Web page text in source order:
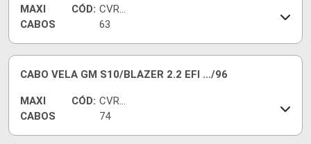
MAXI
CABOS
CÓD: CVRG
63
CABO VELA GM S10/BLAZER 2.2 EFI .../96
MAXI
CABOS
CÓD: CVRG
74